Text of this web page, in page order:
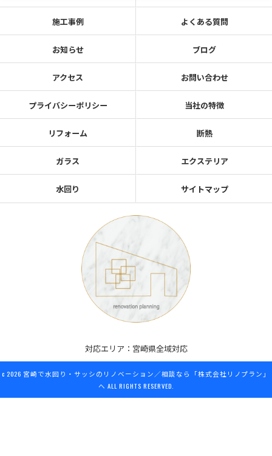
施工事例 よくある質問
お知らせ ブログ
アクセス お問い合わせ
プライバシーポリシー 当社の特徴
リフォーム 断熱
ガラス エクステリア
水回り サイトマップ
対応エリア：宮崎県全域対応
c 2026 宮崎で水回り・サッシのリノベーション／相談なら「株式会社リノプラン」
へ ALL RIGHTS RESERVED.